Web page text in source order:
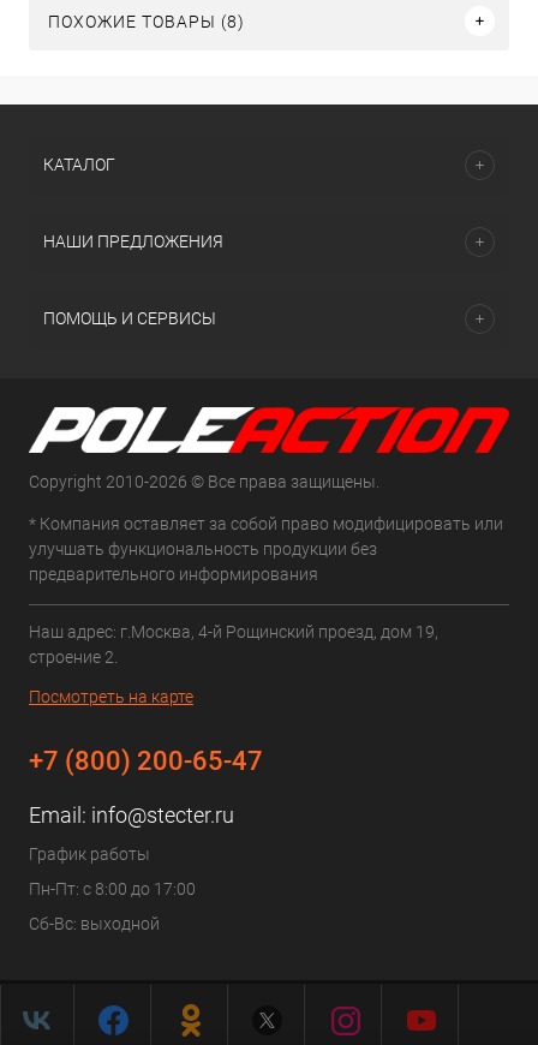
ПОХОЖИЕ ТОВАРЫ (8)
КАТАЛОГ
НАШИ ПРЕДЛОЖЕНИЯ
ПОМОЩЬ И СЕРВИСЫ
Copyright 2010-2026 © Все права защищены.
* Компания оставляет за собой право модифицировать или
улучшать функциональность продукции без
предварительного информирования
Наш адрес: г.Москва, 4-й Рощинский проезд, дом 19,
строение 2.
Посмотреть на карте
+7 (800) 200-65-47
Email: info@stecter.ru
График работы
Пн-Пт: с 8:00 до 17:00
Сб-Вс: выходной